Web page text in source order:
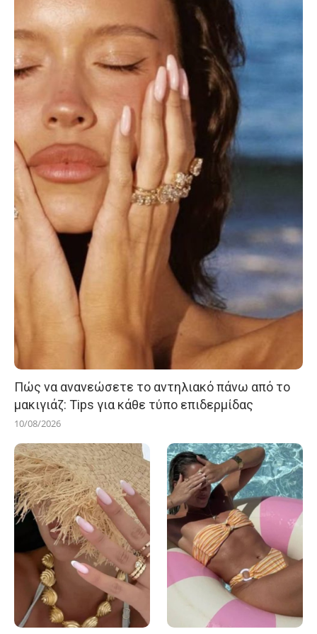
Πώς να ανανεώσετε το αντηλιακό πάνω από το
μακιγιάζ: Tips για κάθε τύπο επιδερμίδας
10/08/2026